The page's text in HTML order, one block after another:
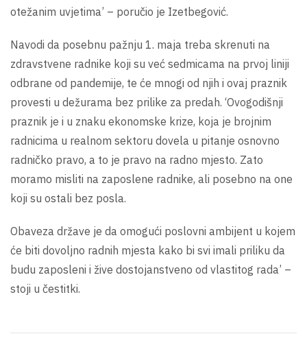
otežanim uvjetima’ – poručio je Izetbegović.
Navodi da posebnu pažnju 1. maja treba skrenuti na
zdravstvene radnike koji su već sedmicama na prvoj liniji
odbrane od pandemije, te će mnogi od njih i ovaj praznik
provesti u dežurama bez prilike za predah. ‘Ovogodišnji
praznik je i u znaku ekonomske krize, koja je brojnim
radnicima u realnom sektoru dovela u pitanje osnovno
radničko pravo, a to je pravo na radno mjesto. Zato
moramo misliti na zaposlene radnike, ali posebno na one
koji su ostali bez posla.
Obaveza države je da omogući poslovni ambijent u kojem
će biti dovoljno radnih mjesta kako bi svi imali priliku da
budu zaposleni i žive dostojanstveno od vlastitog rada’ –
stoji u čestitki.